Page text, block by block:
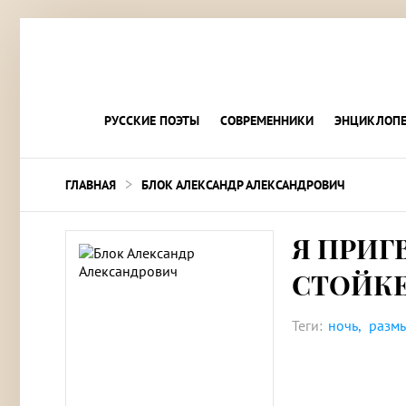
РУССКИЕ ПОЭТЫ СОВРЕМЕННИКИ
ГЛАВНАЯ > БЛОК АЛЕКСАНДР АЛЕКСАНДРОВИЧ
Я
Теги: ночь